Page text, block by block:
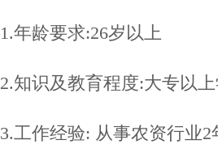
1.年龄要求:26岁以上
2.知识及教育程度:大专以
3.工作经验: 从事农资行业2